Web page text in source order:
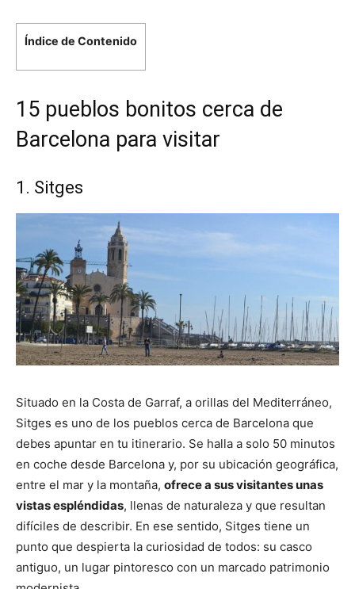
Índice de Contenido
15 pueblos bonitos cerca de
Barcelona para visitar
1. Sitges
Situado en la Costa de Garraf, a orillas del Mediterráneo,
Sitges es uno de los pueblos cerca de Barcelona que
debes apuntar en tu itinerario. Se halla a solo 50 minutos
en coche desde Barcelona y, por su ubicación geográfica,
entre el mar y la montaña, ofrece a sus visitantes unas
vistas espléndidas, llenas de naturaleza y que resultan
difíciles de describir. En ese sentido, Sitges tiene un
punto que despierta la curiosidad de todos: su casco
antiguo, un lugar pintoresco con un marcado patrimonio